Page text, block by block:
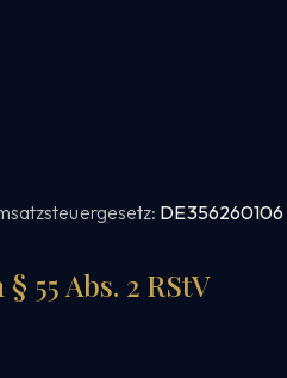
DE356260106
55 Abs. 2 RStV